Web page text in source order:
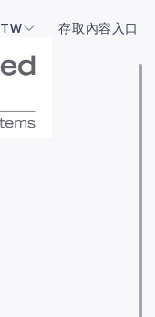
TW 存取內容入口